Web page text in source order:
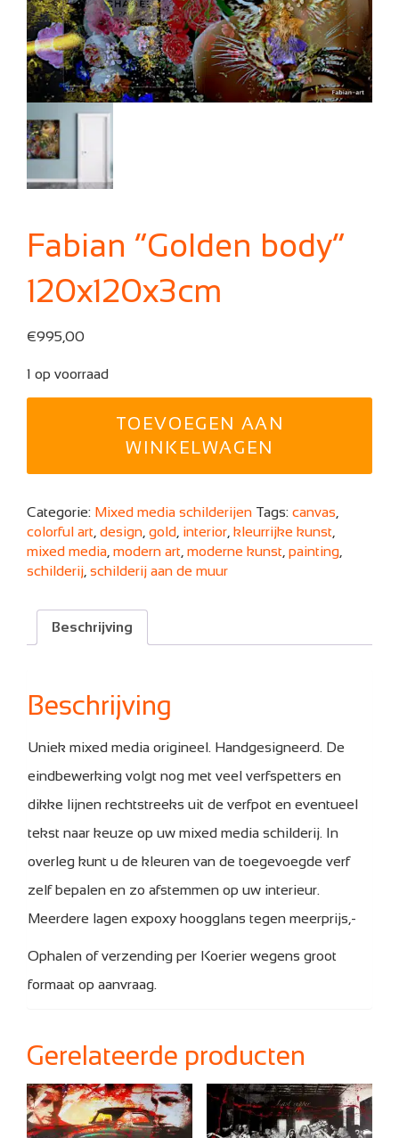
Fabian “Golden body”
120x120x3cm
€995,00
1 op voorraad
TOEVOEGEN AAN
WINKELWAGEN
Categorie: Mixed media schilderijen Tags: canvas
colorful art design gold interior kleurrijke kunst
mixed media modern art moderne kunst painting
schilderij schilderij aan de muur
Beschrijving
Beschrijving
Uniek mixed media origineel. Handgesigneerd. De
eindbewerking volgt nog met veel verfspetters en
dikke lijnen rechtstreeks uit de verfpot en eventueel
tekst naar keuze op uw mixed media schilderij. In
overleg kunt u de kleuren van de toegevoegde verf
zelf bepalen en zo afstemmen op uw interieur.
Meerdere lagen expoxy hoogglans tegen meerprijs,-
Ophalen of verzending per Koerier wegens groot
formaat op aanvraag.
Gerelateerde producten